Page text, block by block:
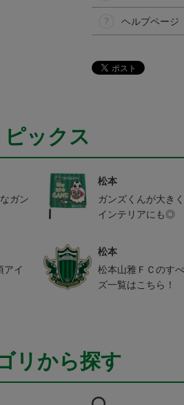
ヘルプページ
ピックス
ガン
松本
ガンズくんが大き
インテリアにも◎
アイ
松本
松本山雅ＦＣのす
ズ一覧はこちら！
リから探す